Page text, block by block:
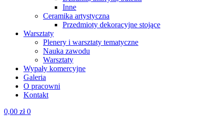
Inne
Ceramika artystyczna
Przedmioty dekoracyjne stojące
Warsztaty
Plenery i warsztaty tematyczne
Nauka zawodu
Warsztaty
Wypały komercyjne
Galeria
O pracowni
Kontakt
0,00 zł 0